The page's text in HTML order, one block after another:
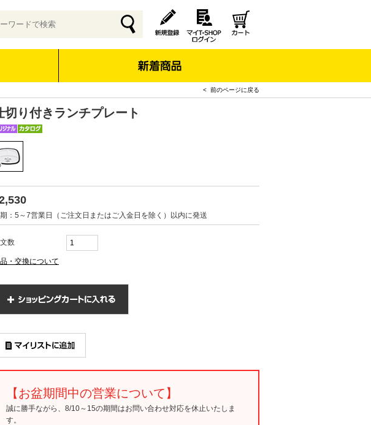
< 前のページに戻る
切り付きランチプレート
：5～7営業日（ご注文日またはご入金日を除く）以内に発送
数
・交換について
【お盆期間中の営業について】
誠に勝手ながら、8/10～15の期間はお問い合わせ対応を休止いたしま
す。